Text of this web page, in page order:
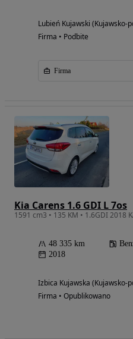
Lubień Kujawski (Kujawsko-
Firma • Podbite
Firma
Kia Carens 1.6 GDI L 7os
1591 cm3 • 135 KM • 1.6GDI 2018
48 335 km
2018
Izbica Kujawska (Kujawsko-
Firma • Opublikowano